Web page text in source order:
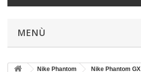
MENÙ
Nike Phantom Nike Phantom GX